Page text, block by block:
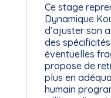
Ce stage
Dynamique
d’ajuster son
des
éventuelles
propose de
plus en
humain